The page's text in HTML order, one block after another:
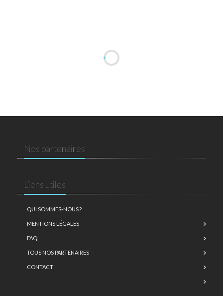
Nos partenaires
Liens utiles
QUI SOMMES-NOUS ?
MENTIONS LÉGALES
FAQ
TOUS NOS PARTENAIRES
CONTACT